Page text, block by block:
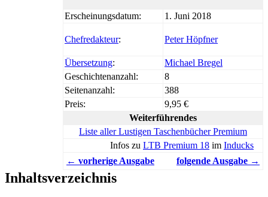
Erscheinungsdatum: 1. Juni 2018
Chefredakteur: Peter Höpfner
Übersetzung:
Michael Bregel
Geschichtenanzahl:
8
Seitenanzahl:
388
Preis:
9,95 €
Weiterführendes
Liste aller Lustigen Taschenbücher Premium
Infos zu LTB Premium 18 im Inducks
← vorherige Ausgabe
folgende Ausgabe →
Inhaltsverzeichnis